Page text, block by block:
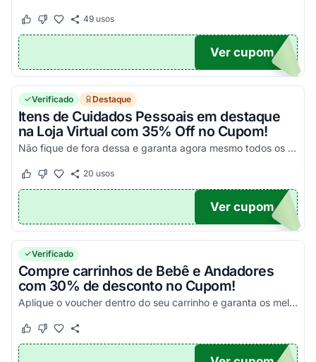
Este cupom funcionou
Este cupom não funcionou
49usos
NTIL
Ver cupom
Verificado Destaque
Itens de Cuidados Pessoais em destaque
na Loja Virtual com 35% Off no Cupom!
Não fique de fora dessa e garanta agora mesmo todos os seus descontos!
Este cupom funcionou
Este cupom não funcionou
20 usos
IL35
Ver cupom
Verificado
Compre carrinhos de Bebê e Andadores
com 30% de desconto no Cupom!
Aplique o voucher dentro do seu carrinho e garanta os melhores descontos!
Este cupom funcionou
Este cupom não funcionou